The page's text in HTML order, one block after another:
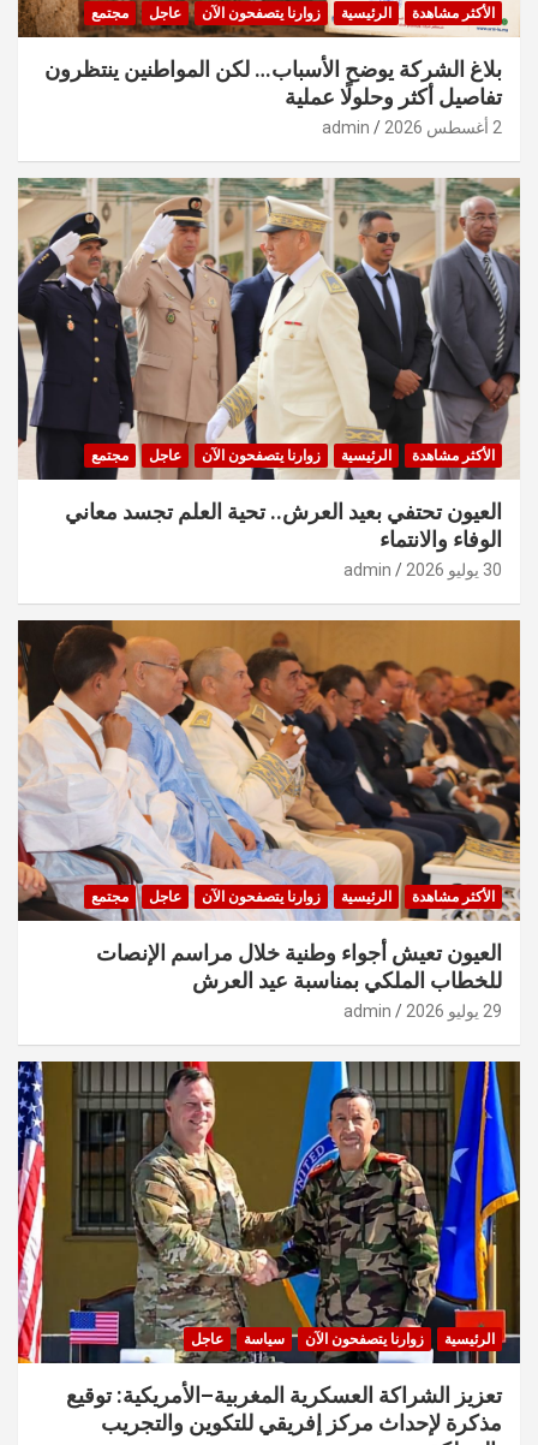
الأكثر مشاهدة الرئيسية زوارنا يتصفحون الآن عاجل مجتمع
بلاغ الشركة يوضح الأسباب… لكن المواطنين ينتظرون
تفاصيل أكثر وحلولًا عملية
2 أغسطس 2026 admin
الأكثر مشاهدة الرئيسية زوارنا يتصفحون الآن عاجل مجتمع
العيون تحتفي بعيد العرش.. تحية العلم تجسد معاني
الوفاء والانتماء
30 يوليو 2026 admin
الأكثر مشاهدة الرئيسية زوارنا يتصفحون الآن عاجل مجتمع
العيون تعيش أجواء وطنية خلال مراسم الإنصات
للخطاب الملكي بمناسبة عيد العرش
29 يوليو 2026 admin
الرئيسية زوارنا يتصفحون الآن سياسة عاجل
تعزيز الشراكة العسكرية المغربية–الأمريكية: توقيع
مذكرة لإحداث مركز إفريقي للتكوين والتجريب